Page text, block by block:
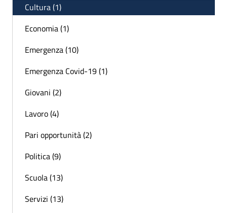
Cultura (1)
Economia (1)
Emergenza (10)
Emergenza Covid-19 (1)
Giovani (2)
Lavoro (4)
Pari opportunità (2)
Politica (9)
Scuola (13)
Servizi (13)